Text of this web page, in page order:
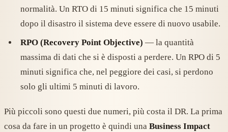
normalità. Un RTO di 15 minuti significa che 15 minuti
dopo il disastro il sistema deve essere di nuovo usabile.
RPO (Recovery Point Objective) — la quantità
massima di dati che si è disposti a perdere. Un RPO di 5
minuti significa che, nel peggiore dei casi, si perdono
solo gli ultimi 5 minuti di lavoro.
Più piccoli sono questi due numeri, più costa il DR. La prima
cosa da fare in un progetto è quindi una Business Impact